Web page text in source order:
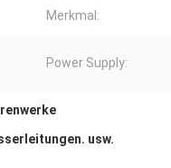
Merkmal:
Power Supply:
usw.